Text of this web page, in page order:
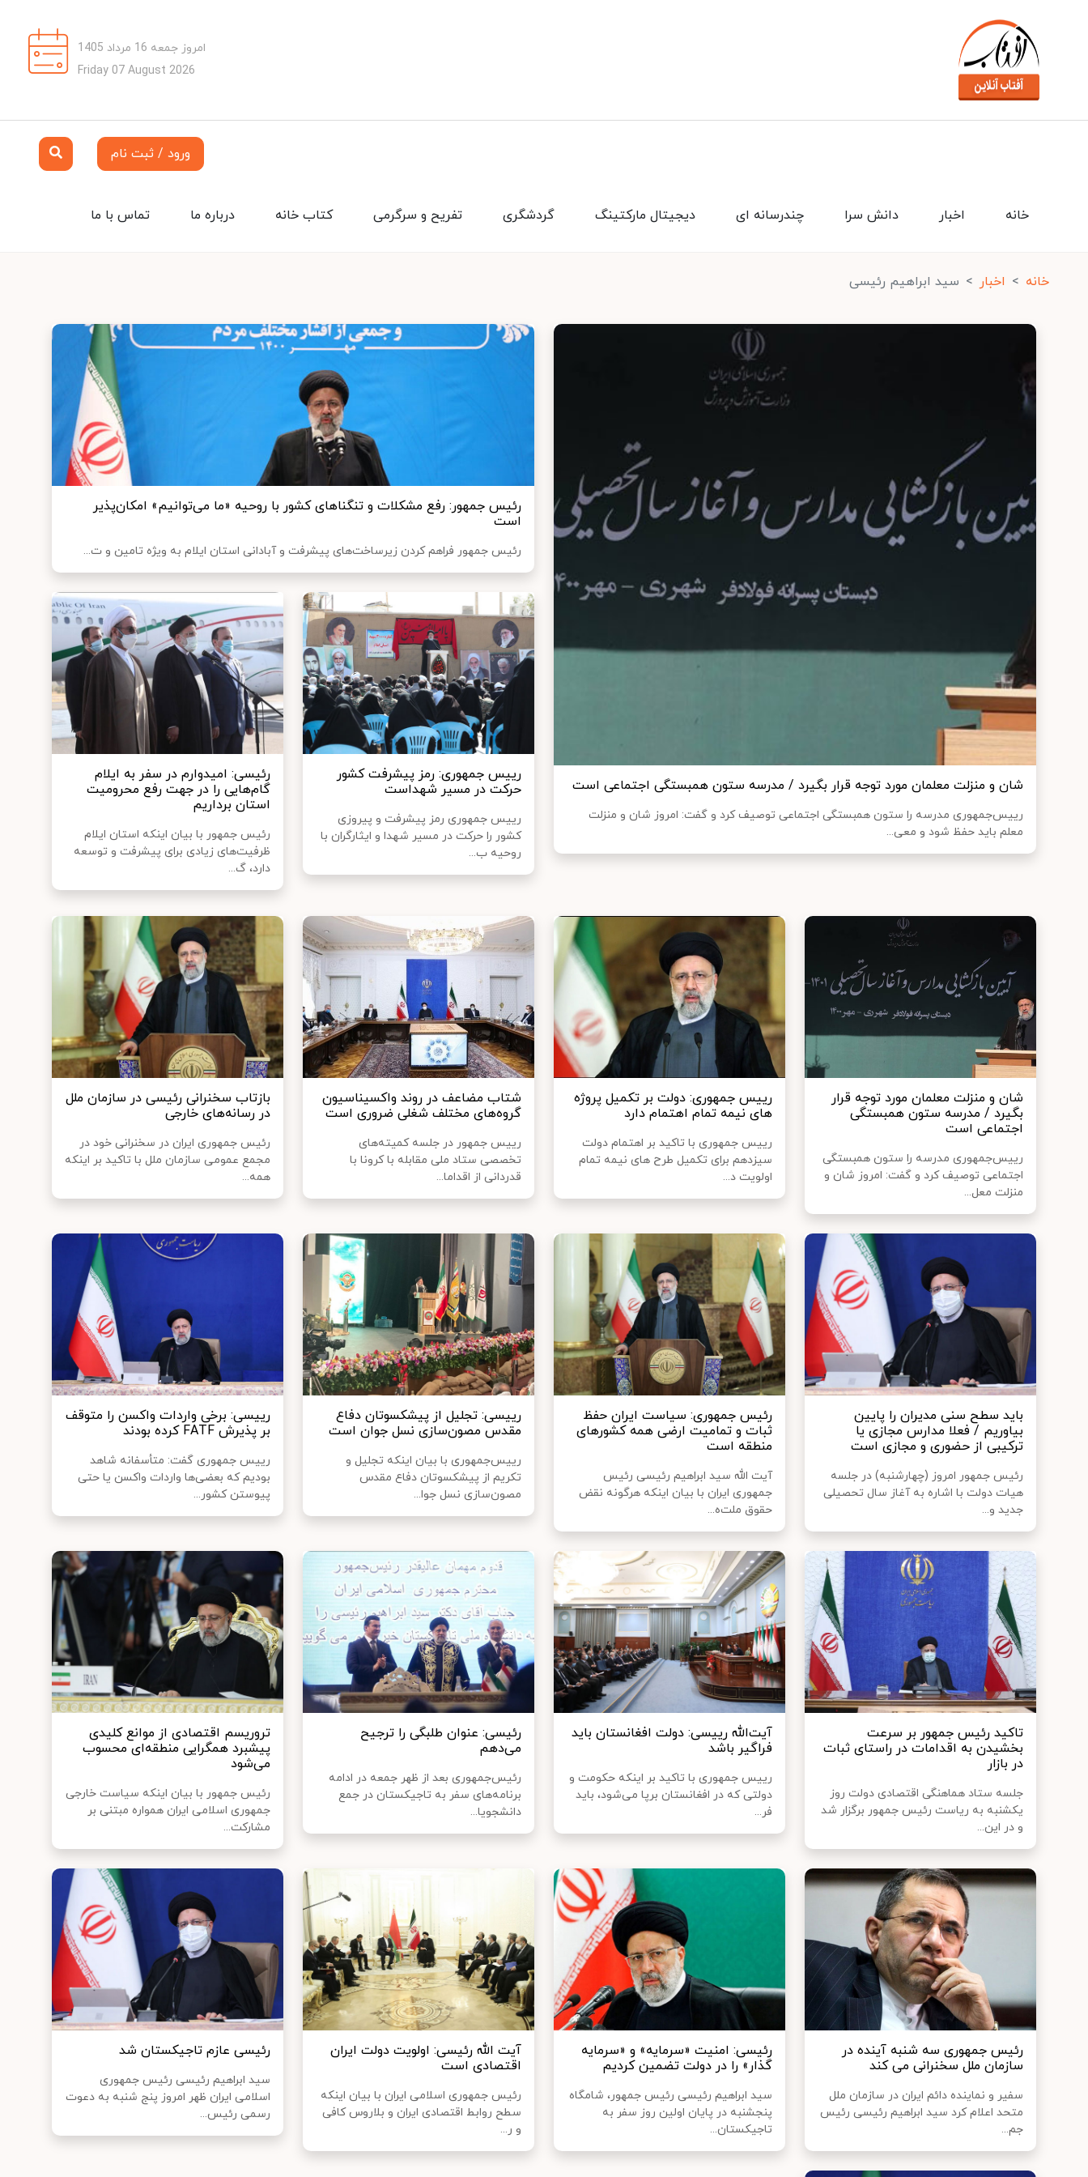
امروز جمعه 16 مرداد 1405
Friday 07 August 2026
ورود / ثبت نام
تماس با ما درباره ما کتاب خانه تفریح و سرگرمی گردشگری دیجیتال مارکتینگ چندرسانه ای دانش سرا اخبار خانه
خانه اخبار سید ابراهیم رئیسی
شان و منزلت معلمان مورد توجه قرار بگیرد / مدرسه ستون همبستگی اجتماعی است
رییس‌جمهوری مدرسه را ستون همبستگی اجتماعی توصیف کرد و گفت: امروز شان و منزلت
معلم باید حفظ شود و معی...
رئیس جمهور: رفع مشکلات و تنگناهای کشور با روحیه «ما می‌توانیم» امکان‌پذیر
است
رئیس جمهور فراهم کردن زیرساخت‌های پیشرفت و آبادانی استان ایلام به ویژه تامین و ت...
رییس جمهوری: رمز پیشرفت کشور
حرکت در مسیر شهداست
رییس جمهوری رمز پیشرفت و پیروزی
کشور را حرکت در مسیر شهدا و ایثارگران با
روحیه ب...
رئیسی: امیدوارم در سفر به ایلام
گام‌هایی را در جهت رفع محرومیت
استان برداریم
رئیس جمهور با بیان اینکه استان ایلام
ظرفیت‌های زیادی برای پیشرفت و توسعه
دارد، گ...
شان و منزلت معلمان مورد توجه قرار
بگیرد / مدرسه ستون همبستگی
اجتماعی است
رییس‌جمهوری مدرسه را ستون همبستگی
اجتماعی توصیف کرد و گفت: امروز شان و
منزلت معل...
رییس جمهوری: دولت بر تکمیل پروژه
های نیمه تمام اهتمام دارد
رییس جمهوری با تاکید بر اهتمام دولت
سیزدهم برای تکمیل طرح های نیمه تمام
اولویت د...
شتاب مضاعف در روند واکسیناسیون
گروه‌های مختلف شغلی ضروری است
رییس جمهور در جلسه کمیته‌های
تخصصی ستاد ملی مقابله با کرونا با
قدردانی از اقداما...
بازتاب سخنرانی رئیسی در سازمان ملل
در رسانه‌های خارجی
رئیس جمهوری ایران در سخنرانی خود در
مجمع عمومی سازمان ملل با تاکید بر اینکه
همه...
باید سطح سنی مدیران را پایین
بیاوریم / فعلا مدارس مجازی یا
ترکیبی از حضوری و مجازی است
رئیس جمهور امروز (چهارشنبه) در جلسه
هیات دولت با اشاره به آغاز سال تحصیلی
جدید و...
رئیس جمهوری: سیاست ایران حفظ
ثبات و تمامیت ارضی همه کشورهای
منطقه است
آیت الله سید ابراهیم رئیسی رئیس
جمهوری ایران با بیان اینکه هرگونه نقض
حقوق ملت‌ه...
رییسی: تجلیل از پیشکسوتان دفاع
مقدس مصون‌سازی نسل جوان است
رییس‌جمهوری با بیان اینکه تجلیل و
تکریم از پیشکسوتان دفاع مقدس
مصون‌سازی نسل جوا...
رییسی: برخی واردات واکسن را متوقف
بر پذیرش FATF کرده بودند
رییس جمهوری گفت: متأسفانه شاهد
بودیم که بعضی‌ها واردات واکسن یا حتی
پیوستن کشور...
تاکید رئیس جمهور بر سرعت
بخشیدن به اقدامات در راستای ثبات
در بازار
جلسه ستاد هماهنگی اقتصادی دولت روز
یکشنبه به ریاست رئیس جمهور برگزار شد
و در این...
آیت‌الله رییسی: دولت افغانستان باید
فراگیر باشد
رییس جمهوری با تاکید بر اینکه حکومت و
دولتی که در افغانستان برپا می‌شود، باید
فر...
رئیسی: عنوان طلبگی را ترجیح
می‌دهم
رئیس‌جمهوری بعد از ظهر جمعه در ادامه
برنامه‌های سفر به تاجیکستان در جمع
دانشجویا...
تروریسم اقتصادی از موانع کلیدی
پیشبرد همگرایی منطقه‌ای محسوب
می‌شود
رئیس جمهور با بیان اینکه سیاست خارجی
جمهوری اسلامی ایران همواره مبتنی بر
مشارکت...
رئیس جمهوری سه شنبه آینده در
سازمان ملل سخنرانی می کند
سفیر و نماینده دائم ایران در سازمان ملل
متحد اعلام کرد سید ابراهیم رئیسی رئیس
جم...
رئیسی: امنیت «سرمایه» و «سرمایه
گذار» را در دولت تضمین کردیم
سید ابراهیم رئیسی رئیس جمهور، شامگاه
پنجشنبه در پایان اولین روز سفر به
تاجیکستان...
آیت الله رئیسی: اولویت دولت ایران
اقتصادی است
رئیس جمهوری اسلامی ایران با بیان اینکه
سطح روابط اقتصادی ایران و بلاروس کافی
و ر...
رئیسی عازم تاجیکستان شد
سید ابراهیم رئیسی رئیس جمهوری
اسلامی ایران ظهر امروز پنج شنبه به دعوت
رسمی رئیس‌...